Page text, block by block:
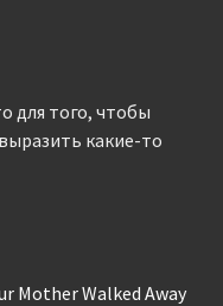
для того, чтобы
какие-то
Mother Walked Away